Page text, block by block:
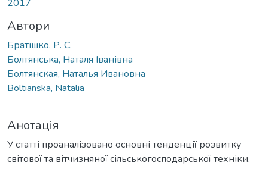
2017
Автори
Братішко, Р. С.
Болтянська, Наталя Іванівна
Болтянская, Наталья Ивановна
Boltianska, Natalia
Анотація
У статті проаналізовано основні тенденції розвитку
світової та вітчизняної сільськогосподарської техніки.